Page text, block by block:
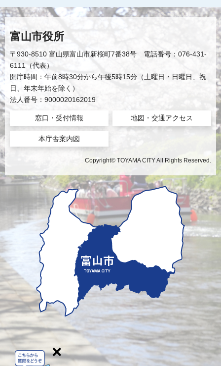
富山市役所
〒930-8510 富山県富山市新桜町7番38号 電話番号：076-431-
6111（代表）
開庁時間：午前8時30分から午後5時15分（土曜日・日曜日、祝
日、年末年始を除く）
法人番号：9000020162019
窓口・受付情報 地図・交通アクセス
本庁舎案内図
Copyright© TOYAMA CITY All Rights Reserved.
×